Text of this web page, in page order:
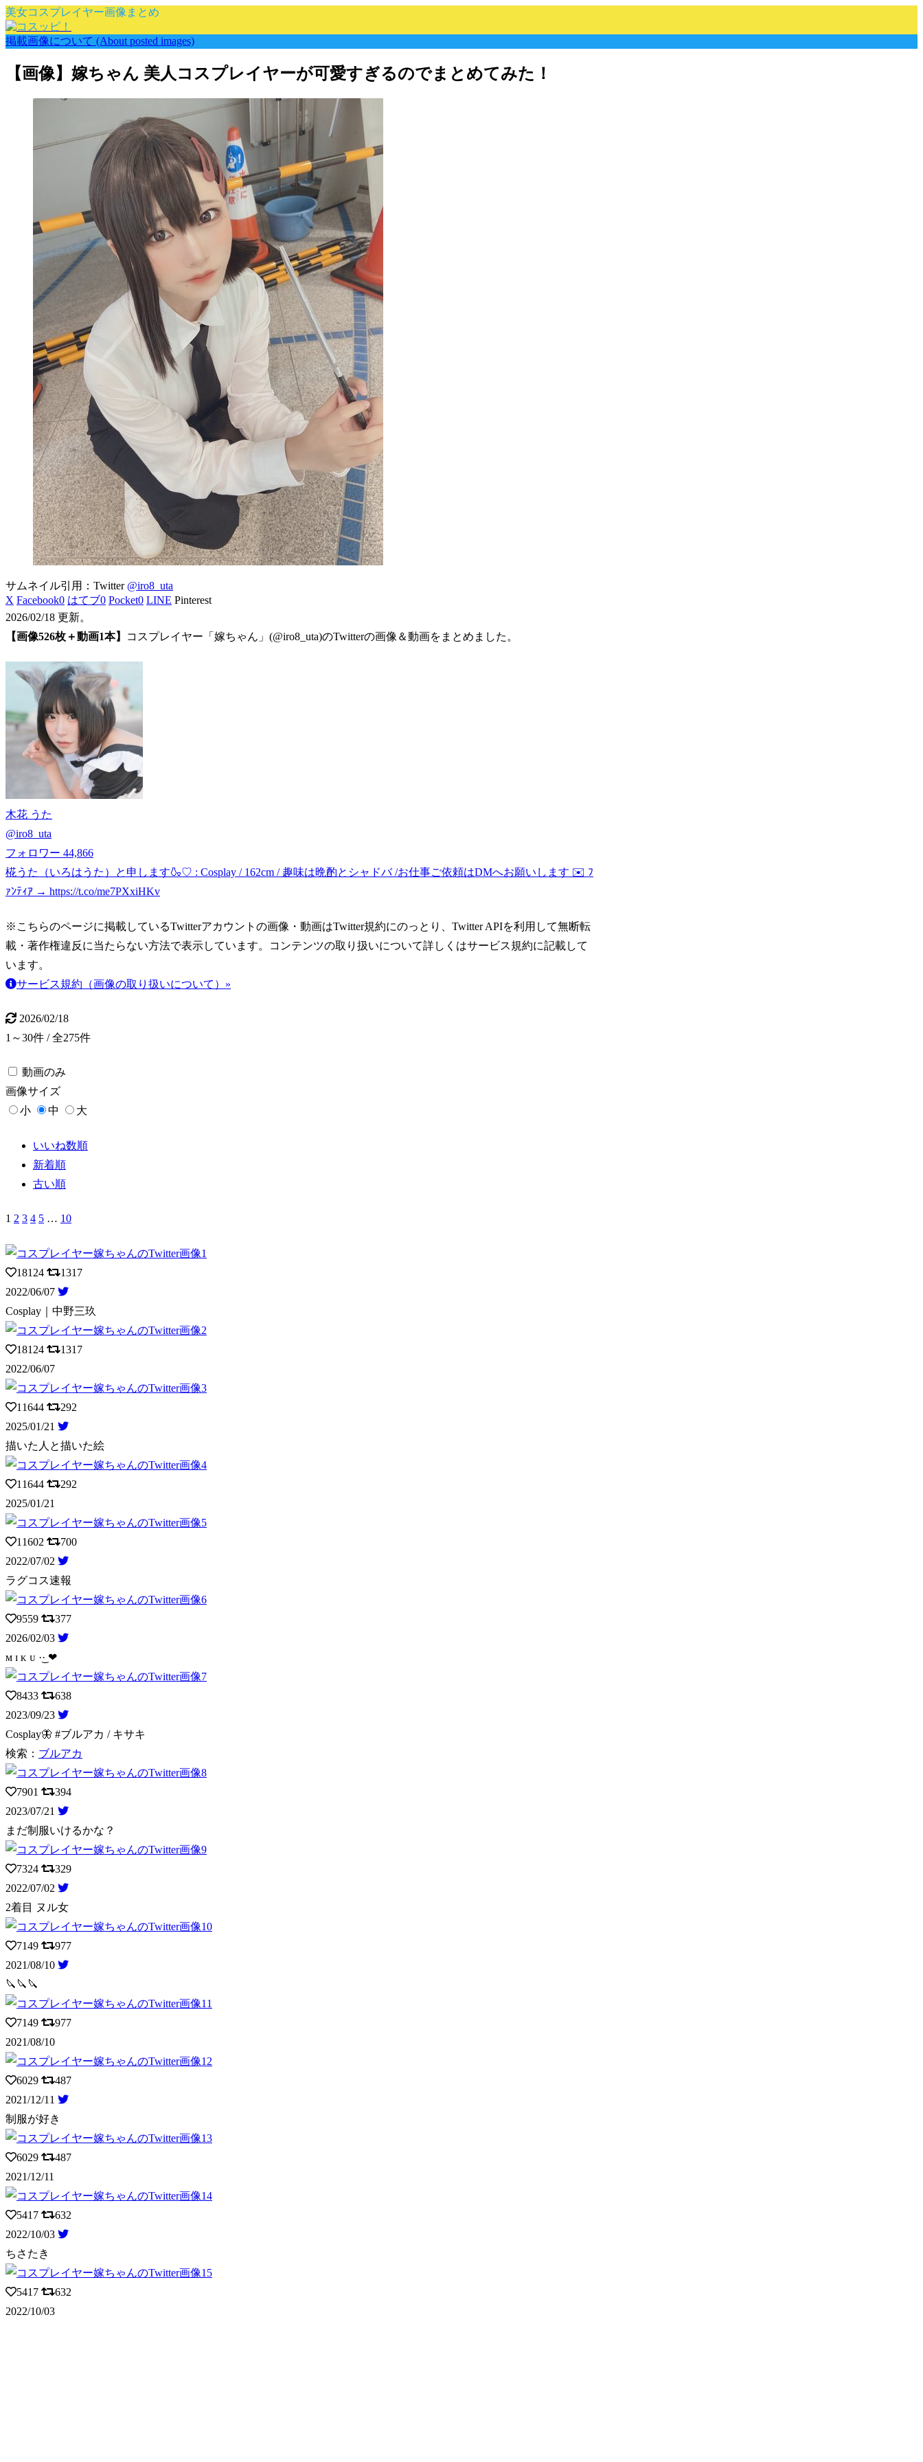
美女コスプレイヤー画像まとめ
掲載画像について (About posted images)
【画像】嫁ちゃん 美人コスプレイヤーが可愛すぎるのでまとめてみた！
サムネイル引用：Twitter @iro8_uta
X Facebook0 はてブ0 Pocket0 LINE Pinterest
2026/02/18 更新。
【画像526枚＋動画1本】
コスプレイヤー「嫁ちゃん」(@iro8_uta)のTwitterの画像＆動画をまとめました。
木花 うた
@iro8_uta
フォロワー 44,866
椛うた（いろはうた）と申します🍶♡ : Cosplay / 162cm / 趣味は晩酌とシャドバ /お仕事ご依頼はDMへお願いします ✉️ ﾌ
ｧﾝﾃｨｱ → https://t.co/me7PXxiHKv
※こちらのページに掲載しているTwitterアカウントの画像・動画はTwitter規約にのっとり、Twitter APIを利用して無断転
載・著作権違反に当たらない方法で表示しています。コンテンツの取り扱いについて詳しくはサービス規約に記載して
います。
サービス規約（画像の取り扱いについて）»
2026/02/18
1～30件 / 全275件
動画のみ
画像サイズ
小
中 大
いいね数順
新着順
古い順
1 2 3 4 5 … 10
18124
1317
2022/06/07
Cosplay｜中野三玖
18124
1317
2022/06/07
11644
292
2025/01/21
描いた人と描いた絵
11644
292
2025/01/21
11602
700
2022/07/02
ラグコス速報
9559
377
2026/02/03
ᴍ ɪ ᴋ ᴜ ·͜· ❤︎
8433
638
2023/09/23
Cosplay🦋 #ブルアカ / キサキ
検索： ブルアカ
7901
394
2023/07/21
まだ制服いけるかな？
7324
329
2022/07/02
2着目 ヌル女
7149
977
2021/08/10
🔪🔪🔪
7149
977
2021/08/10
6029
487
2021/12/11
制服が好き
6029
487
2021/12/11
5417
632
2022/10/03
ちさたき
5417
632
2022/10/03